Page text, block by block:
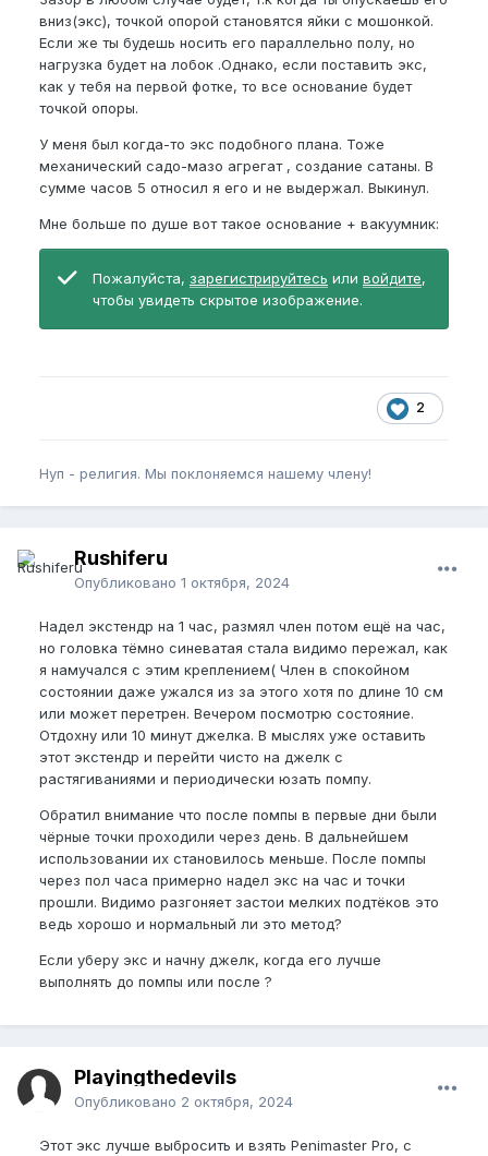
вниз(экс), точкой опорой становятся яйки с мошонкой.
Если же ты будешь носить его параллельно полу, но
нагрузка будет на лобок .Однако, если поставить экс,
как у тебя на первой фотке, то все основание будет
точкой опоры.
У меня был когда-то экс подобного плана. Тоже
механический садо-мазо агрегат , создание сатаны. В
сумме часов 5 относил я его и не выдержал. Выкинул.
Мне больше по душе вот такое основание + вакуумник:
Пожалуйста, зарегистрируйтесь или войдите,
чтобы увидеть скрытое изображение.
2
Нуп - религия. Мы поклоняемся нашему члену!
Rushiferu
Опубликовано 1 октября, 2024
Надел экстендр на 1 час, размял член потом ещё на час,
но головка тёмно синеватая стала видимо пережал, как
я намучался с этим креплением( Член в спокойном
состоянии даже ужался из за этого хотя по длине 10 см
или может перетрен. Вечером посмотрю состояние.
Отдохну или 10 минут джелка. В мыслях уже оставить
этот экстендр и перейти чисто на джелк с
растягиваниями и периодически юзать помпу.
Обратил внимание что после помпы в первые дни были
чёрные точки проходили через день. В дальнейшем
использовании их становилось меньше. После помпы
через пол часа примерно надел экс на час и точки
прошли. Видимо разгоняет застои мелких подтёков это
ведь хорошо и нормальный ли это метод?
Если уберу экс и начну джелк, когда его лучше
выполнять до помпы или после ?
Playingthedevils
Опубликовано 2 октября, 2024
Этот экс лучше выбросить и взять Penimaster Pro, с